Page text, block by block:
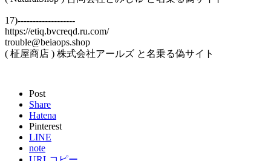
17)-------------------
https://etiq.bvcreqd.ru.com/
trouble@beiaops.shop
( 柾屋商店 ) 株式会社アールズ と名乗る偽サイト
Post
Share
Hatena
Pinterest
LINE
note